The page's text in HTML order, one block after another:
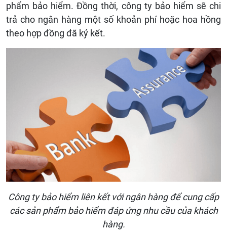
phẩm bảo hiểm. Đồng thời, công ty bảo hiểm sẽ chi
trả cho ngân hàng một số khoản phí hoặc hoa hồng
theo hợp đồng đã ký kết.
Công ty bảo hiểm liên kết với ngân hàng để cung cấp
các sản phẩm bảo hiểm đáp ứng nhu cầu của khách
hàng.